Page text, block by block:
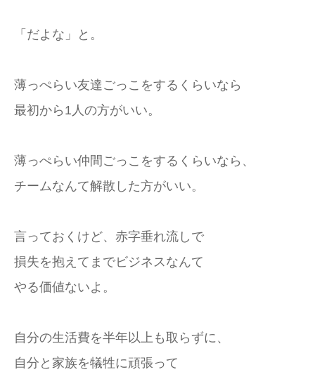
「だよな」と。
薄っぺらい友達ごっこをするくらいなら
最初から1人の方がいい。
薄っぺらい仲間ごっこをするくらいなら、
チームなんて解散した方がいい。
言っておくけど、赤字垂れ流しで
損失を抱えてまでビジネスなんて
やる価値ないよ。
自分の生活費を半年以上も取らずに、
自分と家族を犠牲に頑張って